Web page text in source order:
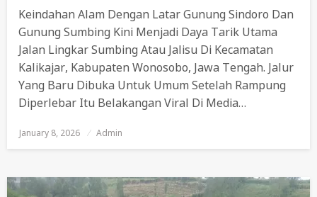
Keindahan Alam Dengan Latar Gunung Sindoro Dan
Gunung Sumbing Kini Menjadi Daya Tarik Utama
Jalan Lingkar Sumbing Atau Jalisu Di Kecamatan
Kalikajar, Kabupaten Wonosobo, Jawa Tengah. Jalur
Yang Baru Dibuka Untuk Umum Setelah Rampung
Diperlebar Itu Belakangan Viral Di Media…
Posted
January 8, 2026 Admin